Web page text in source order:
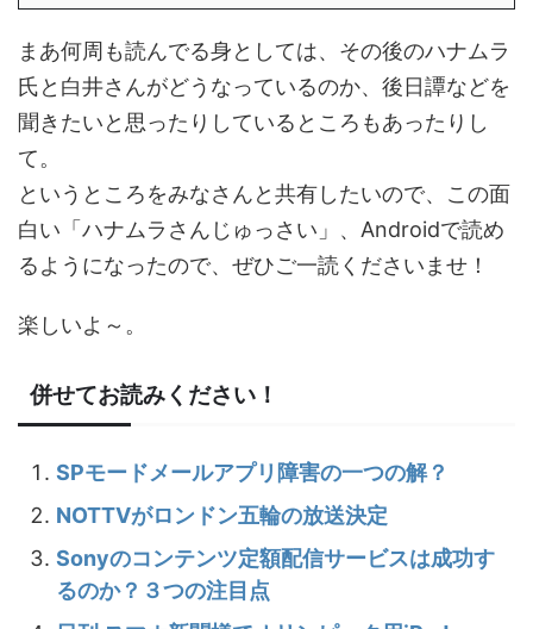
まあ何周も読んでる身としては、その後のハナムラ
氏と白井さんがどうなっているのか、後日譚などを
聞きたいと思ったりしているところもあったりし
て。
というところをみなさんと共有したいので、この面
白い「ハナムラさんじゅっさい」、Androidで読め
るようになったので、ぜひご一読くださいませ！
楽しいよ～。
併せてお読みください！
SPモードメールアプリ障害の一つの解？
NOTTVがロンドン五輪の放送決定
Sonyのコンテンツ定額配信サービスは成功す
るのか？３つの注目点